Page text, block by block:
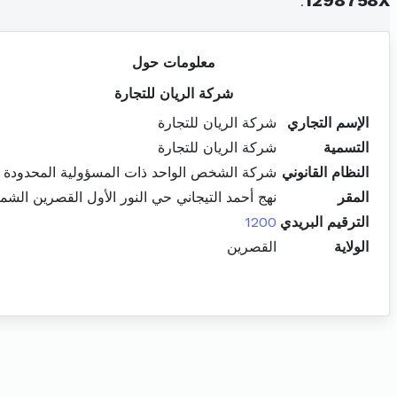
معلومات حول
شركة الريان للتجارة
الإسم التجاري
شركة الريان للتجارة
التسمية
شركة الريان للتجارة
النظام القانوني شركة الشخص الواحد ذات المسؤولية المحدودة
المقر
نهج أحمد التيجاني حي النور الأول القصرين
الترقيم البريدي 1200
الولاية
القصرين